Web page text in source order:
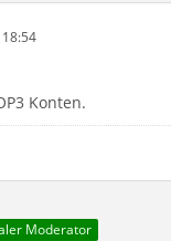
Konten.
Moderator